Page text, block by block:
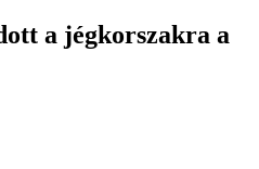
a jégkorszakra a